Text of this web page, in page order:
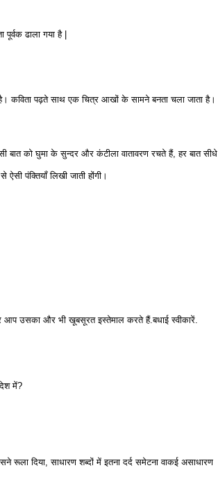
ढाला गया है |
कविता पढ़ते साथ एक चित्र आखों के सामने बनता चला जाता है।
बात को घुमा के सुन्दर और कंटीला वातावरण रचते हैं, हर बात सीधे
पंक्तियाँ लिखी जाती होंगी।
उसका और भी खूबसूरत इस्तेमाल करते हैं.बधाई स्वीकारें.
देश में?
रूला दिया, साधारण शब्दों में इतना दर्द समेटना वाकई असाधारण